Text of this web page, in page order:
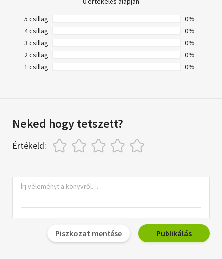
5 csillag
0%
4 csillag
0%
3 csillag
0%
2 csillag
0%
1 csillag
0%
Neked hogy tetszett?
Értékeld:
Piszkozat mentése Publikálás